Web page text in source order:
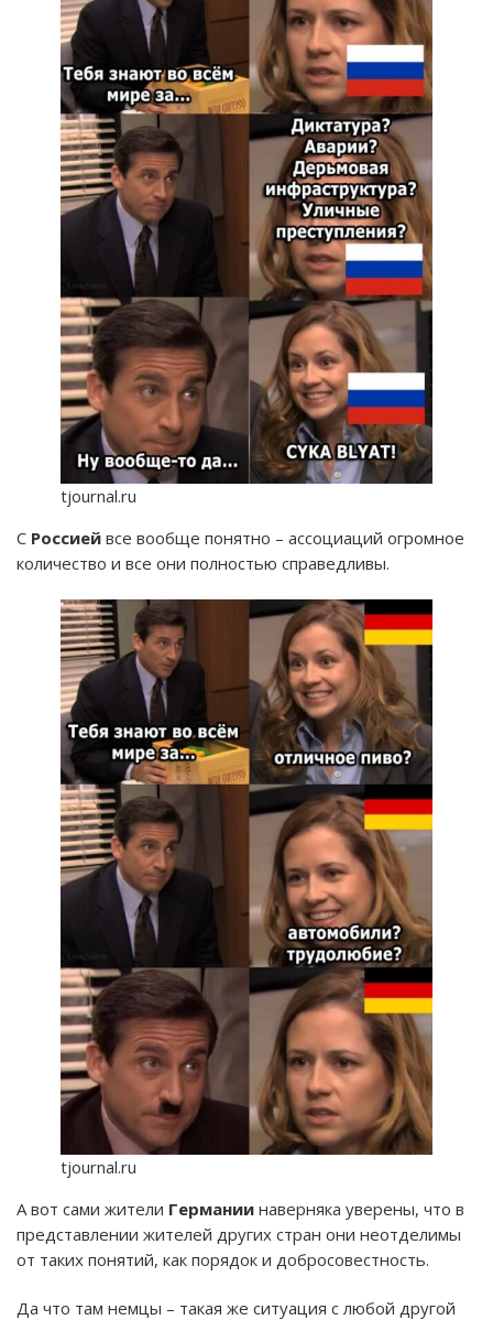
tjournal.ru
С Россией все вообще понятно – ассоциаций огромное
количество и все они полностью справедливы.
tjournal.ru
А вот сами жители Германии наверняка уверены, что в
представлении жителей других стран они неотделимы
от таких понятий, как порядок и добросовестность.
Да что там немцы – такая же ситуация с любой другой